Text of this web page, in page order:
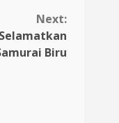
Next:
Biru